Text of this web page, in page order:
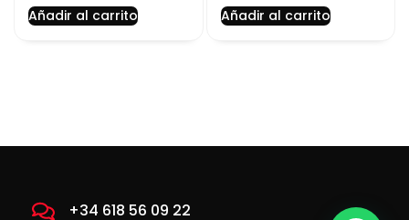
Añadir al carrito
Añadir al carrito
+34 618 56 09 22